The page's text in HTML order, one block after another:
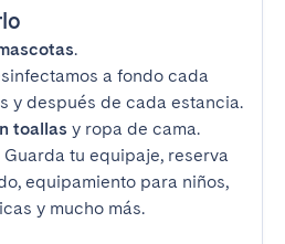
.
a fondo cada
y después de cada estancia.
toallas y ropa de cama.
Guarda tu equipaje, reserva
equipamiento para niños,
y mucho más.